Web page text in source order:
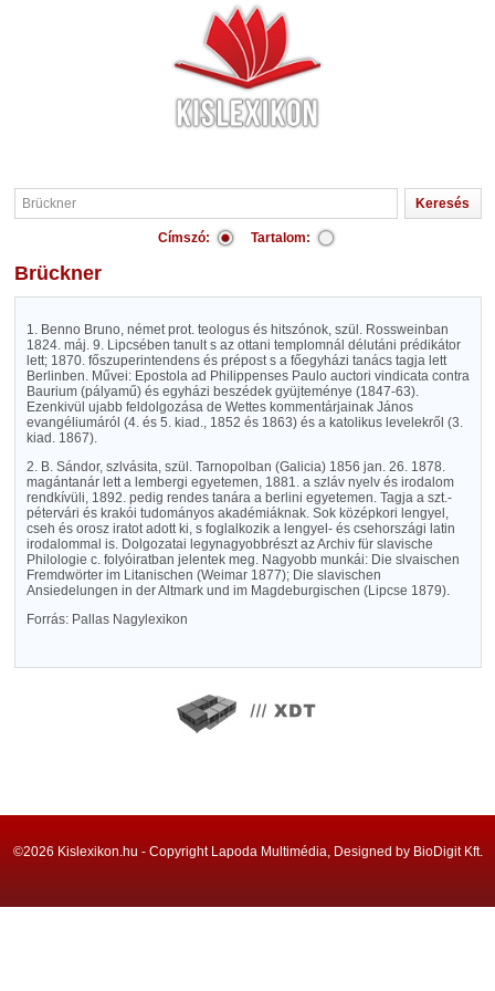
Címszó: Tartalom:
Brückner
1. Benno Bruno, német prot. teologus és hitszónok, szül. Rossweinban
1824. máj. 9. Lipcsében tanult s az ottani templomnál délutáni prédikátor
lett; 1870. főszuperintendens és prépost s a főegyházi tanács tagja lett
Berlinben. Művei: Epostola ad Philippenses Paulo auctori vindicata contra
Baurium (pályamű) és egyházi beszédek gyüjteménye (1847-63).
Ezenkivül ujabb feldolgozása de Wettes kommentárjainak János
evangéliumáról (4. és 5. kiad., 1852 és 1863) és a katolikus levelekről (3.
kiad. 1867).
2. B. Sándor, szlvásita, szül. Tarnopolban (Galicia) 1856 jan. 26. 1878.
magántanár lett a lembergi egyetemen, 1881. a szláv nyelv és irodalom
rendkívüli, 1892. pedig rendes tanára a berlini egyetemen. Tagja a szt.-
pétervári és krakói tudományos akadémiáknak. Sok középkori lengyel,
cseh és orosz iratot adott ki, s foglalkozik a lengyel- és csehországi latin
irodalommal is. Dolgozatai legynagyobbrészt az Archiv für slavische
Philologie c. folyóiratban jelentek meg. Nagyobb munkái: Die slvaischen
Fremdwörter im Litanischen (Weimar 1877); Die slavischen
Ansiedelungen in der Altmark und im Magdeburgischen (Lipcse 1879).
Forrás: Pallas Nagylexikon
©2026 Kislexikon.hu - Copyright Lapoda Multimédia, Designed by BioDigit Kft.